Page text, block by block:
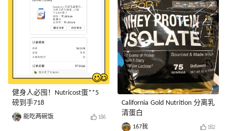
健身人必囤！Nutricost蛋**5
磅到手718
能吃两碗饭 186
California Gold Nutrition 分离乳
清蛋白
167我 182